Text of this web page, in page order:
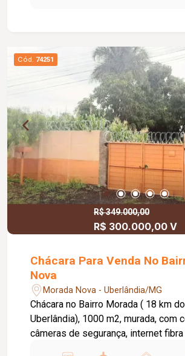
Bem Feitorias Com Condições
Avenida Movimentada, Em Uma
1020m2, Com Aproximadamente
Cód. 74251
R$ 349.000,00
R$ 300.000,00 V
Chácara Para Venda No
Nova
Morada Nova - Uberlândia/MG
Chácara no Bairro Morada ( 18 km
Uberlândia), 1000 m2, murada, com
câmeras de segurança, internet